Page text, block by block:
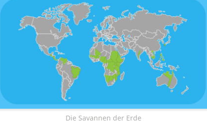
Die Savannen der Erde